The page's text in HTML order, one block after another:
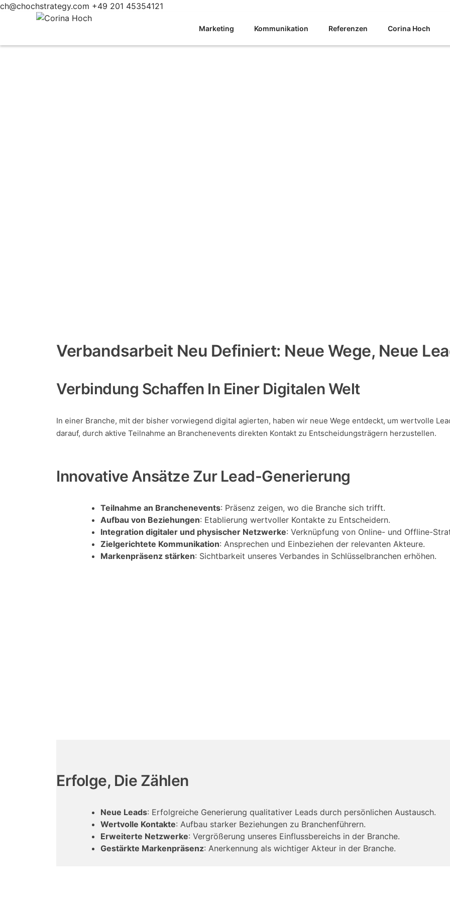
Skip
ch@chochstrategy.com +49 201 45354121
Corina
Marketing Kommunikation Referenzen Corina Hoch
Verbandsarbeit Neu Definiert: Neue Wege, Neue
Verbindung Schaffen In Einer Digitalen Welt
In einer Branche, mit der bisher vorwiegend digital agierten, haben wir neue Wege entdeckt, um wertvolle
darauf, durch aktive Teilnahme an Branchenevents direkten Kontakt zu Entscheidungsträgern herzustellen.
Innovative Ansätze Zur Lead-Generierung
Teilnahme an Branchenevents: Präsenz zeigen, wo die Branche sich trifft.
Aufbau von Beziehungen: Etablierung wertvoller Kontakte zu Entscheidern.
Integration digitaler und physischer Netzwerke: Verknüpfung von Online- und Offline-
Zielgerichtete Kommunikation: Ansprechen und Einbeziehen der relevanten Akteure.
Markenpräsenz stärken: Sichtbarkeit unseres Verbandes in Schlüsselbranchen erhöhen.
Erfolge, Die Zählen
Neue Leads: Erfolgreiche Generierung qualitativer Leads durch persönlichen Austausch.
Wertvolle Kontakte: Aufbau starker Beziehungen zu Branchenführern.
Erweiterte Netzwerke: Vergrößerung unseres Einflussbereichs in der Branche.
Gestärkte Markenpräsenz: Anerkennung als wichtiger Akteur in der Branche.